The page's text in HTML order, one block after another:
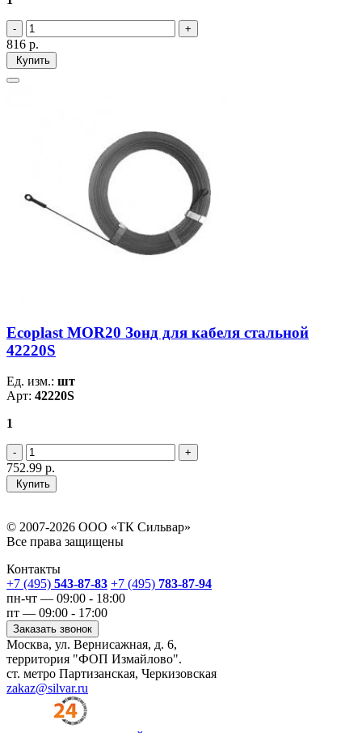
816 р.
Купить
Ecoplast MOR20 Зонд для кабеля стальной
42220S
Ед. изм.: шт
Арт: 42220S
1
752.99 р.
Купить
© 2007-2026 ООО «ТК Сильвар»
Все права защищены
Контакты
+7 (495) 543-87-83 +7 (495) 783-87-94
пн-чт — 09:00 - 18:00
пт — 09:00 - 17:00
Заказать звонок
Москва, ул. Вернисажная, д. 6,
территория "ФОП Измайлово".
ст. метро Партизанская, Черкизовская
zakaz@silvar.ru